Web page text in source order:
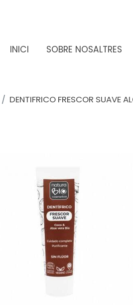
INICI SOBRE NOSALTRES
DENTIFRICO FRESCOR SUAVE